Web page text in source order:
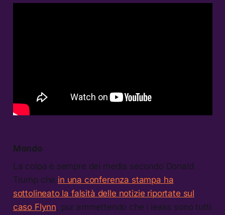
Mondo
La colpa è sempre dei media secondo Donald
Trump che in una conferenza stampa ha
sottolineato la falsità delle notizie riportate sul
caso Flynn, pur ammettendo che i leaks sono tutti